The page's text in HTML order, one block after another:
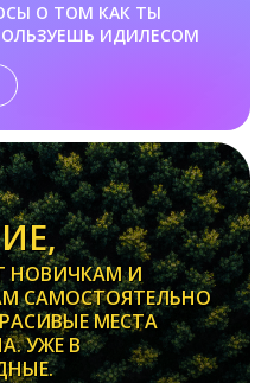
О ТОМ КАК ТЫ
ИДИЛЕСОМ
НОВИЧКАМ И
САМОСТОЯТЕЛЬНО
МЕСТА
УЖЕ В